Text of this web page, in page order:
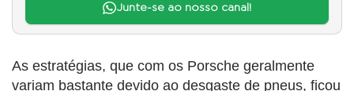
Junte-se ao nosso canal!
As estratégias, que com os Porsche geralmente
variam bastante devido ao desgaste de pneus, ficou